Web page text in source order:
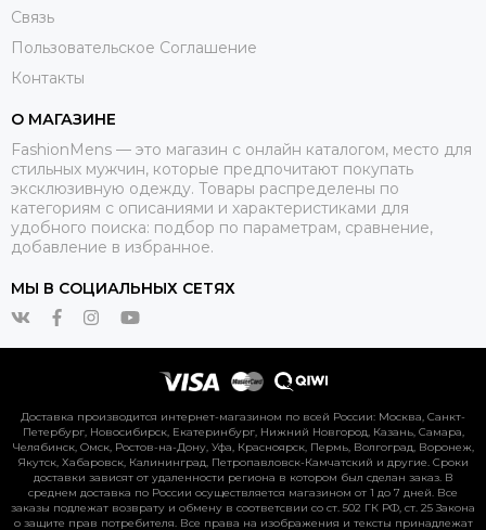
Связь
Пользовательское Соглашение
Контакты
О МАГАЗИНЕ
FashionMens — это магазин с онлайн каталогом, место для
стильных мужчин, которые предпочитают покупать
эксклюзивную одежду. Товары распределены по
категориям с описаниями и характеристиками для
удобного поиска: подбор по параметрам, сравнение,
добавление в избранное.
МЫ В СОЦИАЛЬНЫХ СЕТЯХ
Доставка производится интернет-магазином по всей России: Москва, Санкт-
Петербург, Новосибирск, Екатеринбург, Нижний Новгород, Казань, Самара,
Челябинск, Омск, Ростов-на-Дону, Уфа, Красноярск, Пермь, Волгоград, Воронеж,
Якутск, Хабаровск, Калининград, Петропавловск-Камчатский и другие. Сроки
доставки зависят от удаленности региона в котором был сделан заказ. В
среднем доставка по России осуществляется магазином от 1 до 7 дней. Все
заказы подлежат возврату и обмену в соответсвии со ст. 502 ГК РФ, ст. 25 Закона
о защите прав потребителя. Все права на изображения и тексты принадлежат